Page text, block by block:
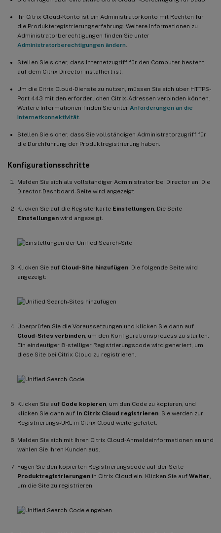
Ihr Citrix Cloud-Konto ist ein Administratorkonto mit Rechten für
die Produkteregistrierungserfahrung. Weitere Informationen zu
Administratorberechtigungen finden Sie unter
Administratorberechtigungen ändern
Stellen Sie sicher, dass Internetzugriff für den Computer besteht,
auf dem Citrix Director installiert ist.
Um die Citrix Cloud-Dienste zu nutzen, müssen Sie sich über HTTPS-
Port 443 mit den erforderlichen Citrix-Adressen verbinden können.
Weitere Informationen finden Sie unter Anforderungen an die
Internetkonnektivität
Stellen Sie sicher, dass Sie vollständigen Administratorzugriff für
die Durchführung der Produktregistrierung haben.
Konfigurationsschritte
Melden Sie sich als vollständiger Administrator bei Director an. Die
Director-Dashboard-Seite wird angezeigt.
Klicken Sie auf die Registerkarte Einstellungen . Die Seite
Einstellungen wird angezeigt.
Klicken Sie auf Cloud-Site hinzufügen . Die folgende Seite wird
angezeigt:
Überprüfen Sie die Voraussetzungen und klicken Sie dann auf
Cloud-Sites verbinden , um den Konfigurationsprozess zu starten.
Ein eindeutiger 8-stelliger Registrierungscode wird generiert, um
diese Site bei Citrix Cloud zu registrieren.
Klicken Sie auf Code kopieren , um den Code zu kopieren, und
klicken Sie dann auf In Citrix Cloud registrieren . Sie werden zur
Registrierungs-URL in Citrix Cloud weitergeleitet.
Melden Sie sich mit Ihren Citrix Cloud-Anmeldeinformationen an und
wählen Sie Ihren Kunden aus.
Fügen Sie den kopierten Registrierungscode auf der Seite
Produktregistrierungen in Citrix Cloud ein. Klicken Sie auf Weiter
um die Site zu registrieren.